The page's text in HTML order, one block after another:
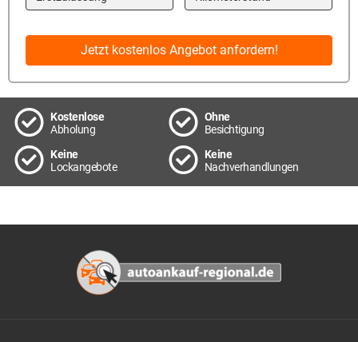
Jetzt kostenlos Angebot anfordern!
Kostenlose
Abholung
Ohne
Besichtigung
Keine
Lockangebote
Keine
Nachverhandlungen